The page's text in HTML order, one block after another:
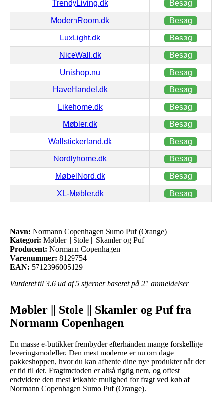
TrendyLiving.dk Besøg
ModernRoom.dk Besøg
LuxLight.dk Besøg
NiceWall.dk Besøg
Unishop.nu Besøg
HaveHandel.dk Besøg
Likehome.dk Besøg
Møbler.dk Besøg
Wallstickerland.dk Besøg
Nordlyhome.dk Besøg
MøbelNord.dk Besøg
XL-Møbler.dk Besøg
Navn: Normann Copenhagen Sumo Puf (Orange)
Kategori: Møbler || Stole || Skamler og Puf
Producent: Normann Copenhagen
Varenummer: 8129754
EAN: 5712396005129
Vurderet til 3.6 ud af 5 stjerner baseret på 21 anmeldelser
Møbler || Stole || Skamler og Puf fra
Normann Copenhagen
En masse e-butikker frembyder efterhånden mange forskellige
leveringsmodeller. Den mest moderne er nu om dage
pakkeshoppen, hvor du kan afhente dine nye produkter når der
er tid til det. Fragtmetoden er altså rigtig nem, og oftest
endvidere den mest letkøbte mulighed for fragt ved køb af
Normann Copenhagen Sumo Puf (Orange).